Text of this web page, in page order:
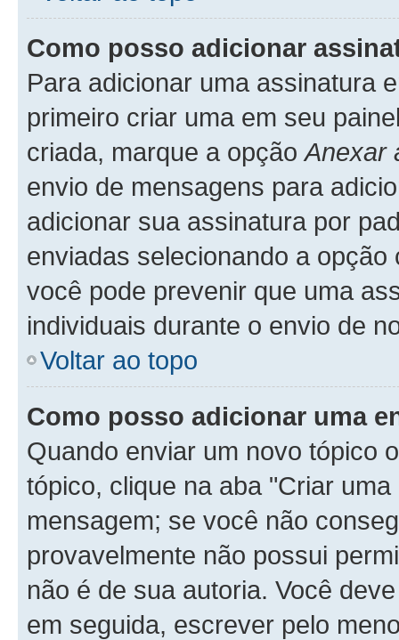
Como posso adicionar
Para adicionar uma assinatura
primeiro criar uma em seu
criada, marque a opção Anexar
envio de mensagens para
adicionar sua assinatura por
enviadas selecionando a
você pode prevenir que uma
individuais durante o envio de
Voltar ao topo
Como posso adicionar uma
Quando enviar um novo tópico
tópico, clique na aba "Criar
mensagem; se você não
provavelmente não possui
não é de sua autoria. Você
em seguida, escrever pelo